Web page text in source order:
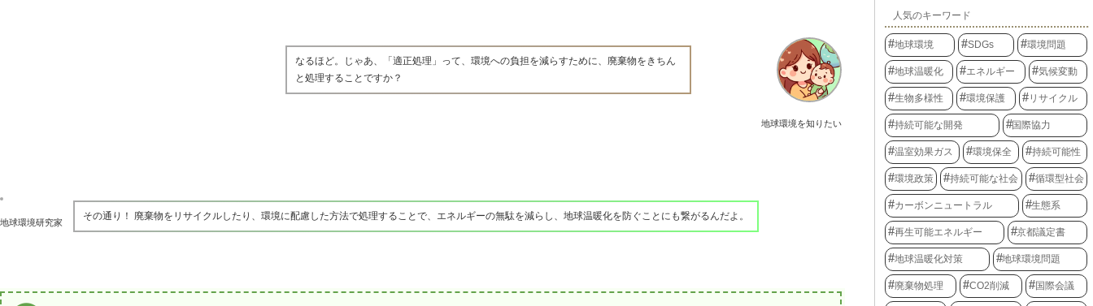
地球環境を知りたい
なるほど。じゃあ、「適正処理」って、環境への負担を減らすために、廃棄物をきちん
と処理することですか？
地球環境研究家
その通り！ 廃棄物をリサイクルしたり、環境に配慮した方法で処理することで、エネルギーの無駄を減らし、地球温暖化を防ぐことにも繋がるんだよ。
人気のキーワード
地球環境 SDGs 環境問題
地球温暖化 エネルギー 気候変動
生物多様性 環境保護 リサイクル
持続可能な開発 国際協力
温室効果ガス 環境保全 持続可能性
環境政策 持続可能な社会 循環型社会
カーボンニュートラル 生態系
再生可能エネルギー 京都議定書
地球温暖化対策 地球環境問題
廃棄物処理 CO2削減 国際会議